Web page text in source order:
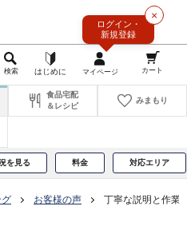
×
ログイン・
新規登録
食品宅配
＆レシピ
みまもり
を見る 料金 対応エリア
お客様の声 丁寧な説明と作業